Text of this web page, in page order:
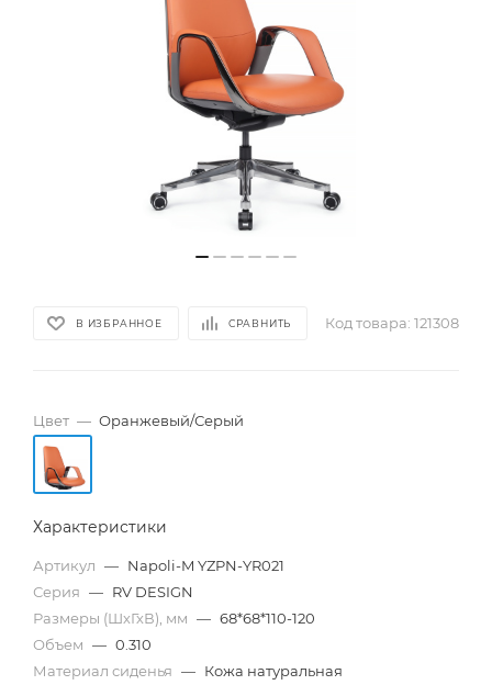
В ИЗБРАННОЕ СРАВНИТЬ Код товара: 121308
Цвет — Оранжевый/Серый
Характеристики
Артикул — Napoli-M YZPN-YR021
Серия — RV DESIGN
Размеры (ШхГхВ), мм — 68*68*110-120
Объем — 0.310
Материал сиденья — Кожа натуральная